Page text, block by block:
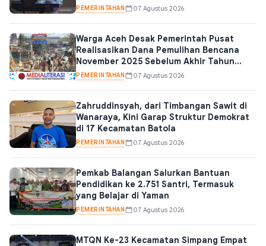
PEMERINTAHAN 07 Agustus 2026
Warga Aceh Desak Pemerintah Pusat
Realisasikan Dana Pemulihan Bencana
November 2025 Sebelum Akhir Tahun
Anggaran
PEMERINTAHAN 07 Agustus 2026
Zahruddinsyah, dari Timbangan Sawit di
Wanaraya, Kini Garap Struktur Demokrat
di 17 Kecamatan Batola
PEMERINTAHAN 07 Agustus 2026
Pemkab Balangan Salurkan Bantuan
Pendidikan ke 2.751 Santri, Termasuk
yang Belajar di Yaman
PEMERINTAHAN 07 Agustus 2026
MTQN Ke-23 Kecamatan Simpang Empat